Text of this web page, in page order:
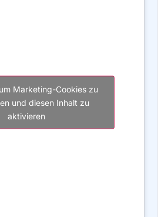
Marketing-Cookies zu
und diesen Inhalt zu
aktivieren